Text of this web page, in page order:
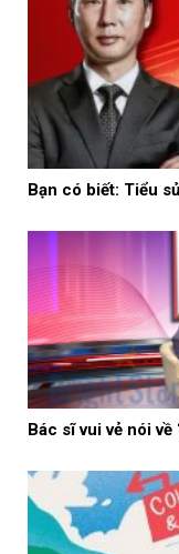
Bạn có biết: Tiểu
Bác sĩ vui vẻ nói về